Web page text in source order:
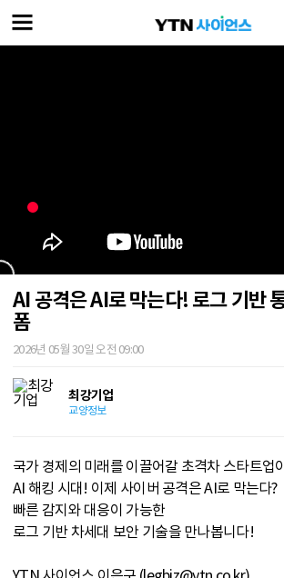
AI 공격은 AI로 막는다! 로그 기반
폼
2026년 05월 30일 오전 09:00
최강기업
교양정보
국가 경제의 미래를 이끌어갈 초격차 스타트업
AI 해킹 시대! 이제 사이버 공격은 AI로 막는다?
빠른 감지와 대응이 가능한
로그 기반 차세대 보안 기술을 만나봅니다!